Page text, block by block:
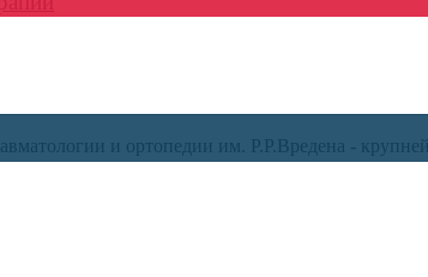
и ортопедии им. Р.Р.Вредена -